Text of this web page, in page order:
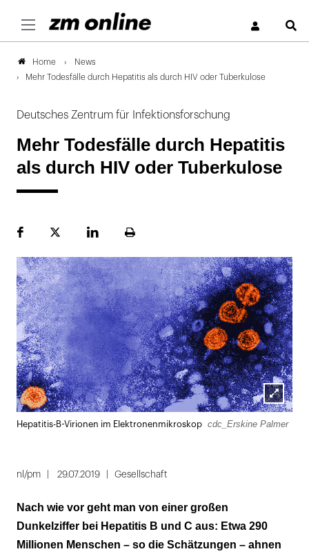
Home
News
Mehr Todesfälle durch Hepatitis als durch HIV oder Tuberkulose
Deutsches Zentrum für Infektionsforschung
Mehr Todesfälle durch Hepatitis
als durch HIV oder Tuberkulose
FacebookPlattformLinekdInSeite
Lightbox
öffnen
Hepatitis-B-Virionen im Elektronenmikroskop cdc_Erskine Palmer
nl/pm 29.07.2019 Gesellschaft
Nach wie vor geht man von einer großen
Dunkelziffer bei Hepatitis B und C aus: Etwa 290
Millionen Menschen – so die Schätzungen – ahnen